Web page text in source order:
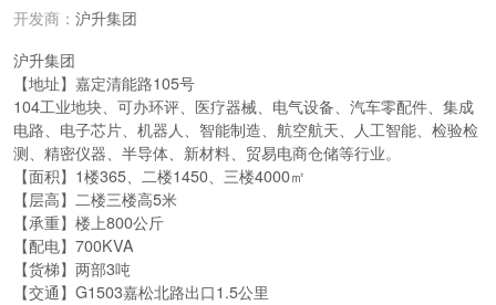
开发商： 沪升集团
沪升集团
【地址】嘉定清能路105号
104工业地块、可办环评、医疗器械、电气设备、汽车零配件、集成
电路、电子芯片、机器人、智能制造、航空航天、人工智能、检验检
测、精密仪器、半导体、新材料、贸易电商仓储等行业。
【面积】1楼365、二楼1450、三楼4000㎡
【层高】二楼三楼高5米
【承重】楼上800公斤
【配电】700KVA
【货梯】两部3吨
【交通】G1503嘉松北路出口1.5公里